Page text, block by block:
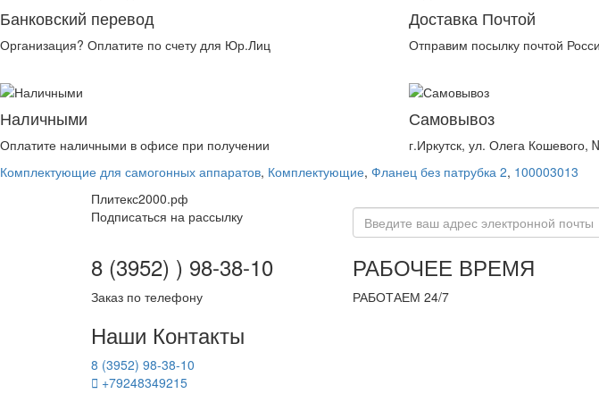
Банковский перевод
Организация? Оплатите по счету для Юр.Лиц
Доставка Почтой
Отправим посылку почтой
Наличными
Оплатите наличными в офисе при получении
Самовывоз
г.Иркутск, ул. Олега
Комплектующие для самогонных аппаратов, Комплектующие, Фланец без патрубка 2, 100003013
Плитекс2000.рф
Подписаться на рассылку
8 (3952) ) 98-38-10
Заказ по телефону
РАБОЧЕЕ ВРЕМЯ
РАБОТАЕМ 24/7
Наши Контакты
8 (3952) 98-38-10
+79248349215